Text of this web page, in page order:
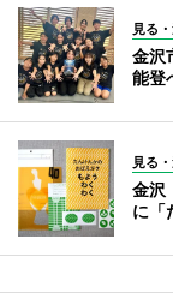
見る
金沢
能登
見る
金沢
に「